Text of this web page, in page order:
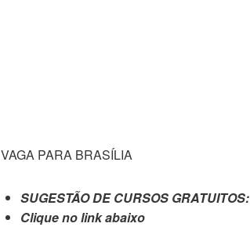
VAGA PARA BRASÍLIA
SUGESTÃO DE CURSOS GRATUITOS:
Clique no link abaixo